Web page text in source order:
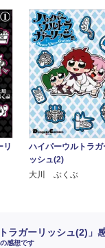
リ
ハイパーウルトラガ
ッシュ(2)
大川 ぶくぶ
ラガーリッシュ(2)」
感想です